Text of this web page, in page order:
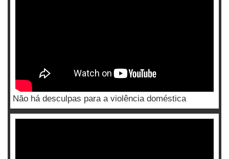
Não há desculpas para a violência doméstica